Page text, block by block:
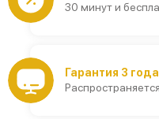
30 минут и
Гарантия 3 года